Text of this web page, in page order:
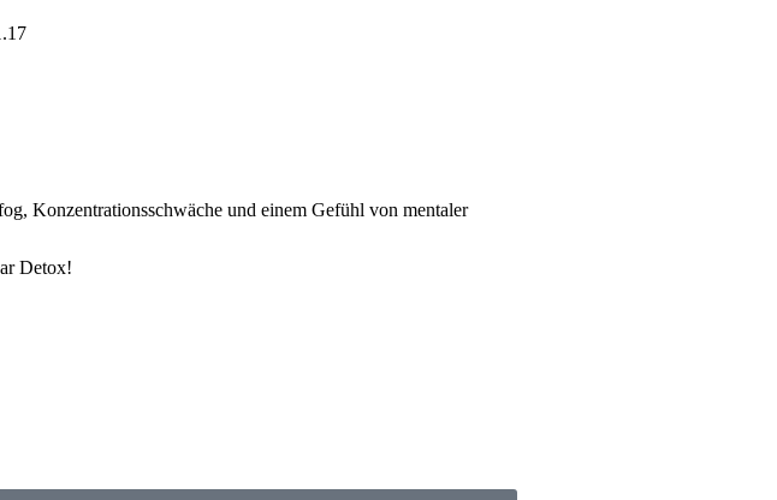
Konzentrationsschwäche und einem Gefühl von mentaler
Detox!